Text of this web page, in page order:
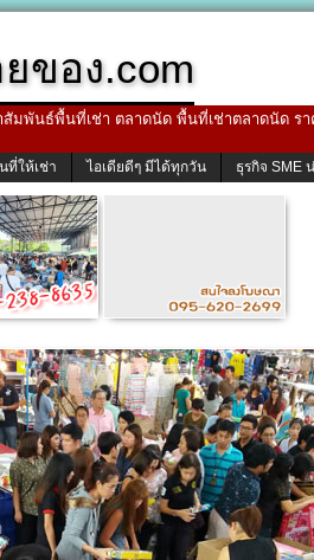
ของ.com
มพันธ์พื้นที่เช่า ตลาดนัด พื้นที่เช่าตลาดนัด
ที่ให้เช่า ไอเดียดีๆ มีได้ทุกวัน ธุรกิจ SME